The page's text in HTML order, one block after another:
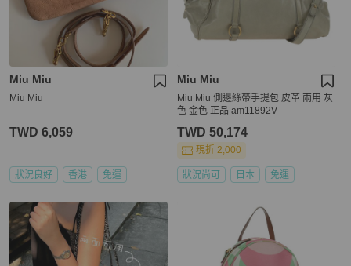
Miu Miu
Miu Miu
TWD 6,059
狀況良好 香港 免運
Miu Miu
Miu Miu 側邊絲帶手提包 皮革 兩用 灰
色 金色 正品 am11892V
TWD 50,174
現折 2,000
狀況尚可 日本 免運